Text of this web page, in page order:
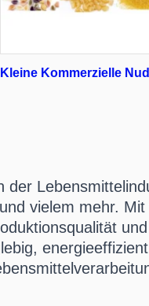
Kleine Kommerzielle
vielem mehr.